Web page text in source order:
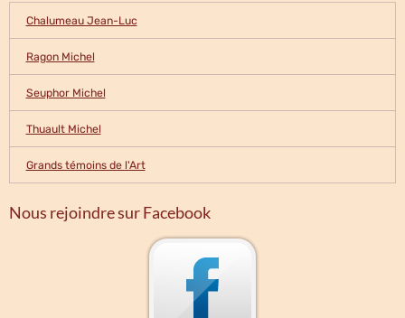
Chalumeau Jean-Luc
Ragon Michel
Seuphor Michel
Thuault Michel
Grands témoins de l'Art
Nous rejoindre sur Facebook